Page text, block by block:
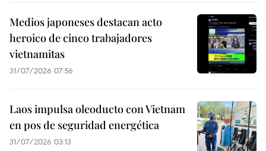
Medios japoneses destacan acto
heroico de cinco trabajadores
vietnamitas
31/07/2026 07:56
Laos impulsa oleoducto con Vietnam
en pos de seguridad energética
31/07/2026 03:13